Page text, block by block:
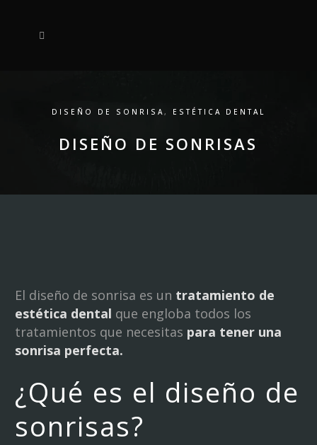
DISEÑO DE SONRISA, ESTÉTICA DENTAL
DISEÑO DE SONRISAS
El diseño de sonrisa es un tratamiento de
estética dental que engloba todos los
tratamientos que necesitas para tener una
sonrisa perfecta.
¿Qué es el diseño de
sonrisas?